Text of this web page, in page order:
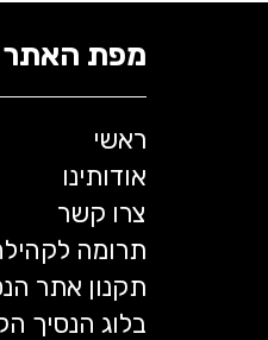
מפת האתר
ראשי
אודותינו
צרו קשר
תרומה
תקנון אתר
בלוג הנסיך